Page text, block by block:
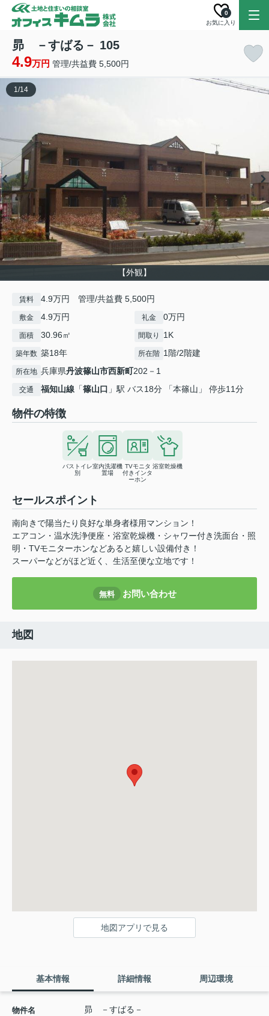
お気に入り
0
昴 －すばる－ 105
4.9万円 管理/共益費 5,500円
【外観】
1/14
賃料 4.9万円 管理/共益費 5,500円
敷金 4.9万円 礼金 0万円
面積 30.96㎡ 間取り 1K
築年数 築18年 所在階 1階/2階建
所在地 兵庫県丹波篠山市西新町202－1
交通 福知山線 「篠山口 」駅 バス18分 「本篠山」 停歩11分
物件の特徴
バストイレ
別
室内洗濯機
置場
TVモニタ
付きインタ
ーホン
浴室乾燥機
セールスポイント
南向きで陽当たり良好な単身者様用マンション！
エアコン・温水洗浄便座・浴室乾燥機・シャワー付き洗面台・照
明・TVモニターホンなどあると嬉しい設備付き！
スーパーなどがほど近く、生活至便な立地です！
無料 お問い合わせ
地図
地図アプリで見る
基本情報 詳細情報 周辺環境
物件名 昴 －すばる－